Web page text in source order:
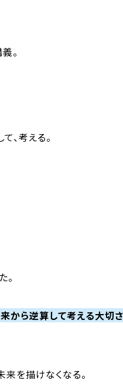
。
、考える。
。
から逆算して考える大切さ
来を描けなくなる。